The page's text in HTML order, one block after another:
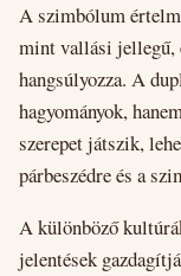
A szimbólum
mint vallási jellegű,
hangsúlyozza. A
hagyományok,
szerepet játszik,
párbeszédre és a
A különböző
jelentések